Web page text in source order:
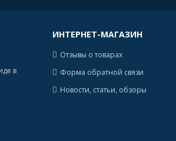
в
ИНТЕРНЕТ-МАГАЗИН
Отзывы о товарах
Форма обратной связи
Новости, статьи, обзоры